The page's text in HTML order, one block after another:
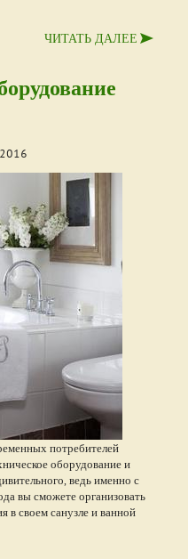
ЧИТАТЬ ДАЛЕЕ
потребителей
оборудование и
ведь именно с
вы сможете организовать
в своем санузле и ванной